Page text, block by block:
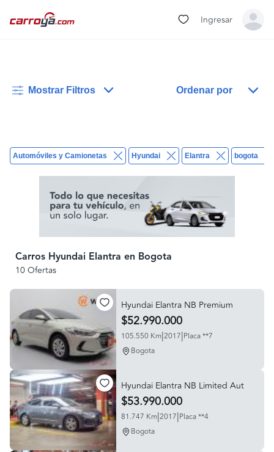
Ingresar
Mostrar Filtros Ordenar por
Automóviles y Camionetas Hyundai Elantra bogota
Carros Hyundai Elantra en Bogota
10 Ofertas
Hyundai Elantra NB Premium
$52.990.000
105.550 Km|2017|Placa **7
Bogota
Hyundai Elantra NB Limited Aut
$53.990.000
81.747 Km|2017|Placa **4
Bogota